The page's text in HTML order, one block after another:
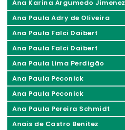
Ana Karina Argumedo Jimenez
Ana Paula Adry de Oliveira
Ana Paula Falci Daibert
Ana Paula Falci Daibert
Ana Paula Lima Perdigão
Ana Paula Peconick
Ana Paula Peconick
Ana Paula Pereira Schmidt
Anais de Castro Benitez